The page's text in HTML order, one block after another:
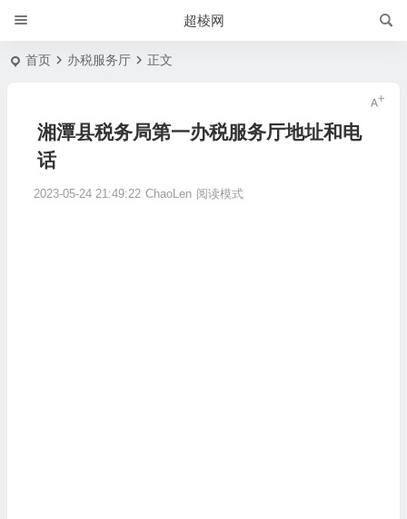
超棱网
首页 办税服务厅 正文
湘潭县税务局第一办税服务厅地址和电
话
2023-05-24 21:49:22 ChaoLen 阅读模式